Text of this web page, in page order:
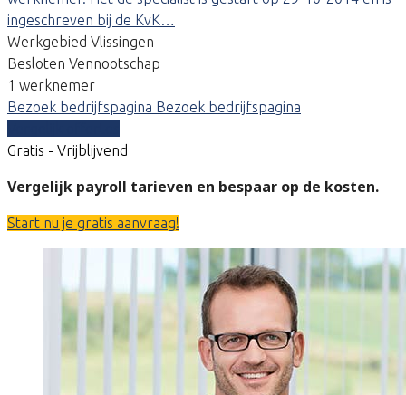
ingeschreven bij de KvK…
Werkgebied Vlissingen
Besloten Vennootschap
1 werknemer
Bezoek bedrijfspagina Bezoek bedrijfspagina
Gratis - Vrijblijvend
Vergelijk payroll tarieven en bespaar op de kosten.
Start nu je gratis aanvraag!